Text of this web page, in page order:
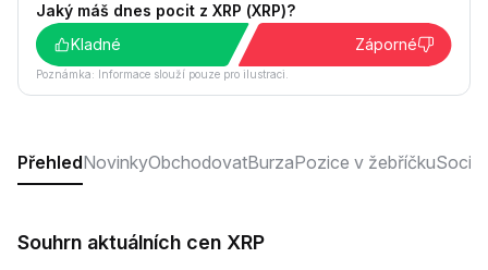
Jaký máš dnes pocit z XRP (XRP)?
Kladné
Záporné
Poznámka: Informace slouží pouze pro ilustraci.
PřehledNovinkyObchodovatBurzaPozice v žebříčku
Souhrn aktuálních cen XRP